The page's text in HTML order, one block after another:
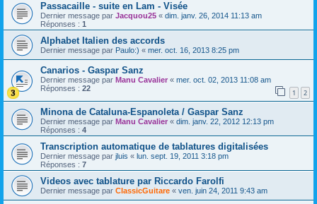
Passacaille - suite en Lam - Visée
Dernier message par Jacquou25 « dim. janv. 26, 2014 11:13 am
Réponses : 1
Alphabet Italien des accords
Dernier message par Paulo:) « mer. oct. 16, 2013 8:25 pm
Canarios - Gaspar Sanz
Dernier message par Manu Cavalier « mer. oct. 02, 2013 11:08 am
Réponses : 22 1 2
Minona de Cataluna-Espanoleta / Gaspar Sanz
Dernier message par Manu Cavalier « dim. janv. 22, 2012 12:13 pm
Réponses : 4
Transcription automatique de tablatures digitalisées
Dernier message par jluis « lun. sept. 19, 2011 3:18 pm
Réponses : 7
Videos avec tablature par Riccardo Farolfi
Dernier message par ClassicGuitare « ven. juin 24, 2011 9:43 am